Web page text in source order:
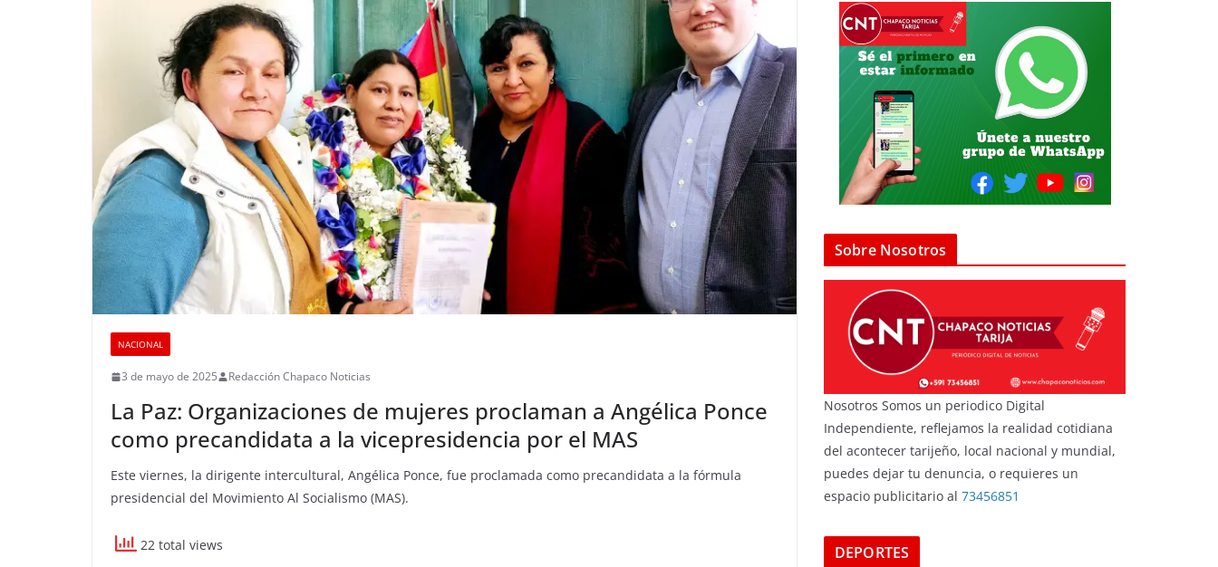
NACIONAL
3 de mayo de 2025 Redacción Chapaco Noticias
La Paz: Organizaciones de mujeres proclaman a Angélica Ponce
como precandidata a la vicepresidencia por el MAS
Este viernes, la dirigente intercultural, Angélica Ponce, fue proclamada como precandidata a la fórmula
presidencial del Movimiento Al Socialismo (MAS).
22 total views
Sobre Nosotros
Nosotros Somos un periodico Digital
Independiente, reflejamos la realidad cotidiana
del acontecer tarijeño, local nacional y mundial,
puedes dejar tu denuncia, o requieres un
espacio publicitario al 73456851
DEPORTES